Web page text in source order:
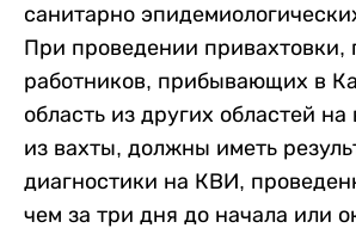
санитарно
При проведении привахтовки,
работников, прибывающих в
область из других областей
из вахты, должны иметь
диагностики на КВИ,
чем за три дня до начала или